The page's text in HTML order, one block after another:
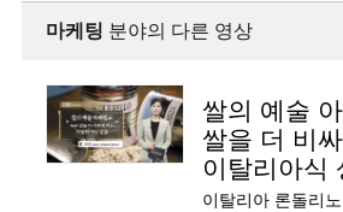
마케팅 분야의 다른 영상
쌀의 예술
쌀을 더 비
이탈리아식
이탈리아 론돌리